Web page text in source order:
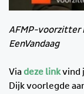
AFMP-voorzitter
EenVandaag
Viadeze linkvind
Dijk voorlegde